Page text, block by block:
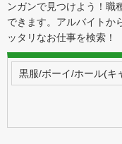
ンガンで見つけよう！職
できます。アルバイトか
ッタリなお仕事を検索！
黒服/ボーイ/ホール(キ